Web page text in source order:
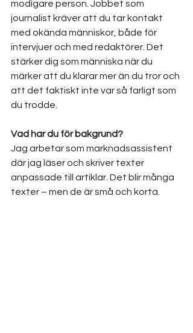
modigare person. Jobbet som
journalist kräver att du tar kontakt
med okända människor, både för
intervjuer och med redaktörer. Det
stärker dig som människa när du
märker att du klarar mer än du tror och
att det faktiskt inte var så farligt som
du trodde.
Vad har du för bakgrund?
Jag arbetar som marknadsassistent
där jag läser och skriver texter
anpassade till artiklar. Det blir många
texter – men de är små och korta.